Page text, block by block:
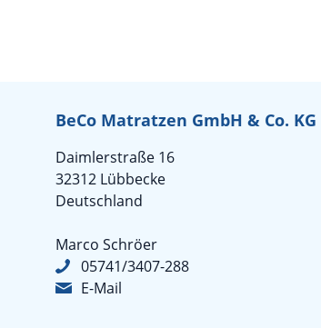
BeCo Matratzen GmbH & Co. KG
Daimlerstraße 16
32312 Lübbecke
Deutschland
Marco Schröer
05741/3407-288
E-Mail